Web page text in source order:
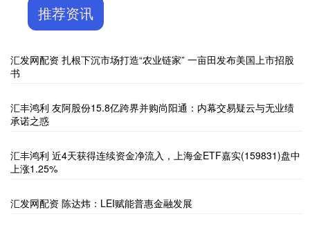
推荐资讯
汇发网配资 扎根下沉市场打造“农业链家” 一亩田发布美国上市招股
书
汇丰鸿利 友阿股份15.8亿跨界并购尚阳通：内幕交易疑云与无业绩
承诺之惑
汇丰鸿利 近4天获得连续资金净流入，上海金ETF嘉实(159831)盘中
上涨1.25%
汇发网配资 陈达炜：LEI赋能普惠金融发展